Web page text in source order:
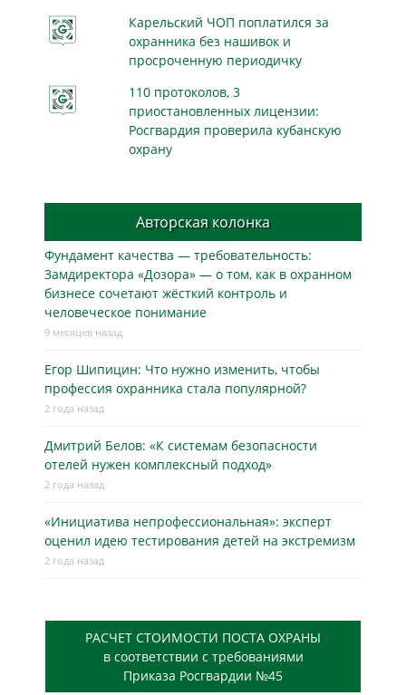
Карельский ЧОП поплатился за
охранника без нашивок и
просроченную периодичку
110 протоколов, 3
приостановленных лицензии:
Росгвардия проверила кубанскую
охрану
Авторская колонка
Фундамент качества — требовательность:
Замдиректора «Дозора» — о том, как в охранном
бизнесe сочетают жёсткий контроль и
человеческое понимание
9 месяцев назад
Егор Шипицин: Что нужно изменить, чтобы
профессия охранника стала популярной?
2 года назад
Дмитрий Белов: «К системам безопасности
отелей нужен комплексный подход»
2 года назад
«Инициатива непрофессиональная»: эксперт
оценил идею тестирования детей на экстремизм
2 года назад
РАСЧЕТ СТОИМОСТИ ПОСТА ОХРАНЫ
в соответствии с требованиями
Приказа Росгвардии №45